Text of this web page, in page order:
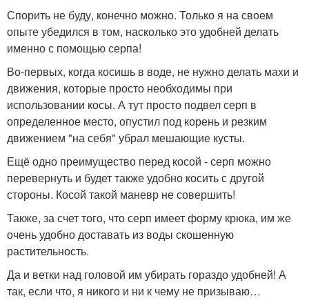
Спорить не буду, конечно можно. Только я на своем
опыте убедился в том, насколько это удобней делать
именно с помощью серпа!
Во-первых, когда косишь в воде, не нужно делать махи и
движения, которые просто необходимы при
использовании косы. А тут просто подвел серп в
определенное место, опустил под корень и резким
движением "на себя" убрал мешающие кусты.
Ещё одно преимущество перед косой - серп можно
перевернуть и будет также удобно косить с другой
стороны. Косой такой маневр не совершить!
Также, за счет того, что серп имеет форму крюка, им же
очень удобно доставать из воды скошенную
растительность.
Да и ветки над головой им убирать гораздо удобней! А
так, если что, я никого и ни к чему не призываю…